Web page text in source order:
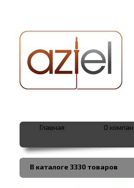
В каталоге 3330 товаров
Главная О